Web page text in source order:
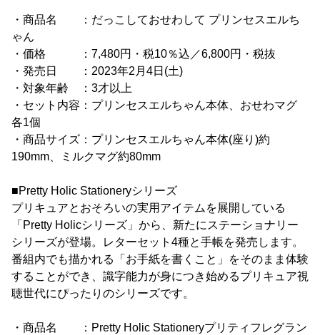
・商品名 ：だっこしておせわして プリンセスエルち
ゃん
・価格 ：7,480円・税10％込／6,800円・税抜
・発売日 ：2023年2月4日(土)
・対象年齢 ：3才以上
・セット内容：プリンセスエルちゃん本体、おせわマグ
各1個
・商品サイズ：プリンセスエルちゃん本体(座り)約
190mm、ミルクマグ約80mm
■Pretty Holic Stationeryシリーズ
プリキュアとおそろいの実用アイテムを展開している
「Pretty Holicシリーズ」から、新たにステーショナリー
シリーズが登場。レターセット4種と手帳を発売します。
番組内でも描かれる「お手紙を書くこと」をそのまま体験
することができ、識字能力が身につき始めるプリキュア視
聴世代にぴったりのシリーズです。
・商品名 ：Pretty Holic Stationeryプリティフレグラン